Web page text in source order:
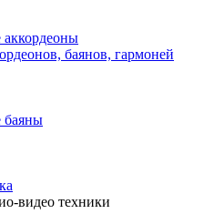
аккордеоны
баянов, гармоней
баяны
видео техники